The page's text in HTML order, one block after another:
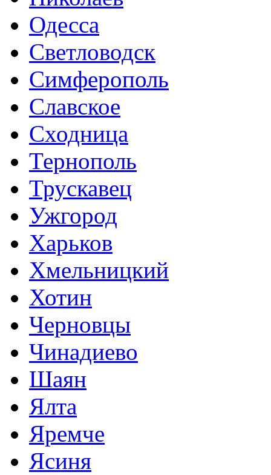
Одесса
Светловодск
Симферополь
Славское
Сходница
Тернополь
Трускавец
Ужгород
Харьков
Хмельницкий
Хотин
Черновцы
Чинадиево
Шаян
Ялта
Яремче
Ясиня